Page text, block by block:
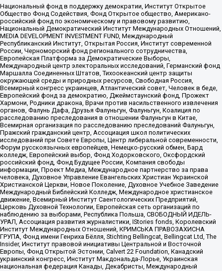
Национальный фонд в поддержку демократии, Институт Открытое
Общество Фонд Содействия, Фонд Открытое общество, Американо-
российский фонд по экономическому и правовому развитию,
Национальный Демократический Институт Международных Отношений,
MEDIA DEVELOPMENT INVESTMENT FUND, Международный
Республиканский Институт, Открытая Россия, Институт современной
России, Черноморский фонд регионального сотрудничества,
Европейская Платформа за Демократические Выборы,
Международный центр электоральных исследований, Германский фонд
Маршалла Соединенных Штатов, Тихоокеанский центр защиты
окружающей среды и природных ресурсов, Свободная Россия,
Всемирный конгресс украинцев, Атлантический совет, Человек в беде,
Европейский фонд за демократию, Джеймстаунский фонд, Прожект
Хармони, Родники дракона, Врачи против насильственного извлечения
органов, Фалунь Дафа, Друзья Фалуньгун, Фалуньгун, Коалиция по
расследованию преследования в отношении Фалуньгун в Китае,
Всемирная организация по расследованию преследований Фалуньгун,
Пражский гражданский центр, Ассоциация школ политических
исследований при Совете Европы, Центр либеральной современности,
Форум русскоязычных европейцев, Немецко-русский обмен, Бард
колледж, Европейский выбор, Фонд Ходорковского, Оксфордский
российский фонд, Фонд Будущее России, Компания свободы
информации, Проект Медиа, Международное партнерство за права
человека, Духовное Управление Евангельских Христиан Украинской
Христианской Церкви, Новое Поколение, Духовное Учебное Заведение
Международный Библейский Колледж, Международное христианское
движение, Всемирный Институт Саентологических Предприятий,
Церковь Духовной Технологии, Европейская сеть организаций по
наблюдению за выборами, Республика Польша, СВОБОДНЫЙ ИДЕЛЬ-
УРАЛ, Ассоциация развития журналистики, IStories fonds, Королевский
Институт Международных Отношений, КРИМСЬКА ПРАВОЗАХИСНА
ГРУПА, Фонд имени Генриха Бёлля, Stichting Bellingcat, Bellingcat Ltd, The
Insider, Институт правовой инициативы Центральной и Восточной
Европы, Фонд Открытой Эстонии, Calvert 22 Foundation, Канадский
украинский конгресс, Институт Макдональда-Лорье, Украинская
национальная федерация Канады, Декабристы, Международный